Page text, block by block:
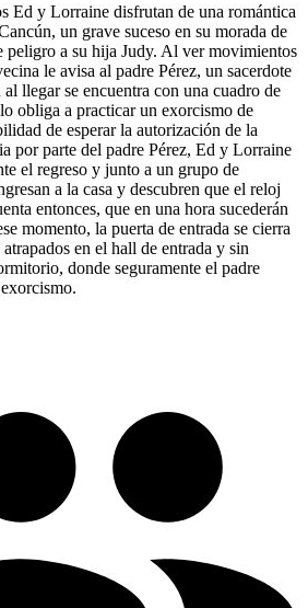
Ed y Lorraine disfrutan de una romántica
un grave suceso en su morada de
peligro a su hija Judy. Al ver movimientos
le avisa al padre Pérez, un sacerdote
llegar se encuentra con una cuadro de
obliga a practicar un exorcismo de
de esperar la autorización de la
por parte del padre Pérez, Ed y Lorraine
el regreso y junto a un grupo de
a la casa y descubren que el reloj
entonces, que en una hora sucederán
momento, la puerta de entrada se cierra
en el hall de entrada y sin
donde seguramente el padre